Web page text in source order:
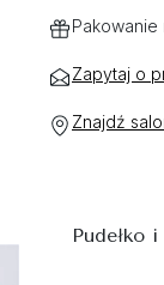
Zapytaj o
Znajdź
Pudełko